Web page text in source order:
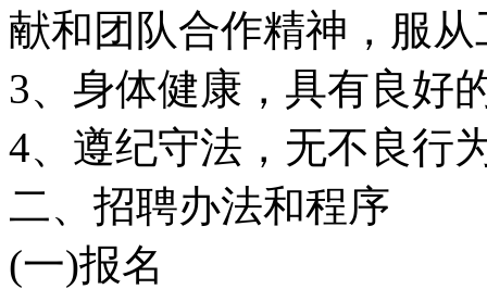
献和团队合作精神，服
3、身体健康，具有良好
4、遵纪守法，无不良行
二、招聘办法和程序
(一)报名